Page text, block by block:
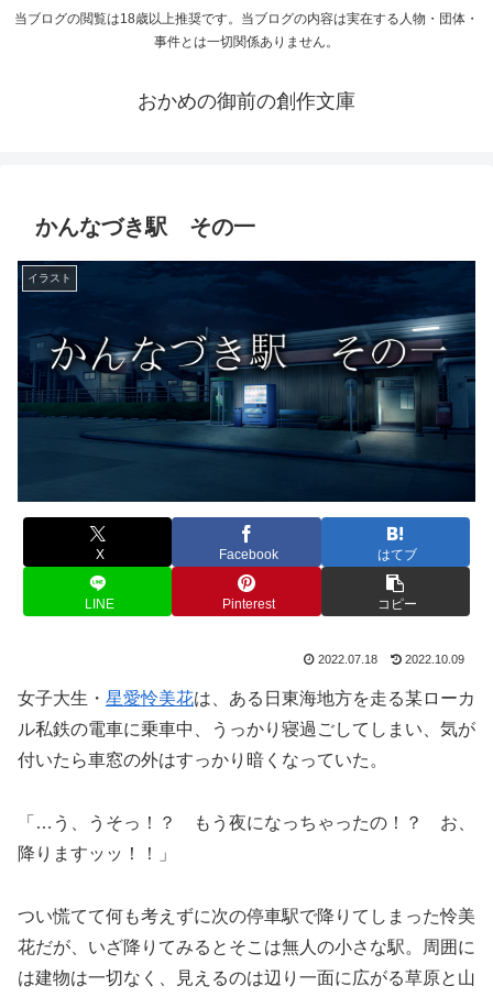
当ブログの閲覧は18歳以上推奨です。当ブログの内容は実在する人物・団体・
事件とは一切関係ありません。
おかめの御前の創作文庫
かんなづき駅 その一
イラスト
X Facebook はてブ
LINE Pinterest コピー
2022.07.18 2022.10.09
女子大生・ 星愛怜美花は、ある日東海地方を走る某ローカ
ル私鉄の電車に乗車中、うっかり寝過ごしてしまい、気が
付いたら車窓の外はすっかり暗くなっていた。
「…う、うそっ！？ もう夜になっちゃったの！？ お、
降りますッッ！！」
つい慌てて何も考えずに次の停車駅で降りてしまった怜美
花だが、いざ降りてみるとそこは無人の小さな駅。周囲に
は建物は一切なく、見えるのは辺り一面に広がる草原と山